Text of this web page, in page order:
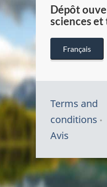
Dépôt
sciences
Français
Terms and
conditions
Avis